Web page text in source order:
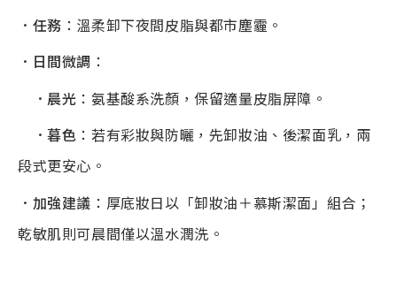
．任務 ：溫柔卸下夜間皮脂與都市塵霾。
．日間微調 ：
．晨光 ：氨基酸系洗顏，保留適量皮脂屏障。
．暮色 ：若有彩妝與防曬，先卸妝油、後潔面乳，兩
段式更安心。
．加強建議 ：厚底妝日以「卸妝油＋慕斯潔面」組合；
乾敏肌則可晨間僅以溫水潤洗。